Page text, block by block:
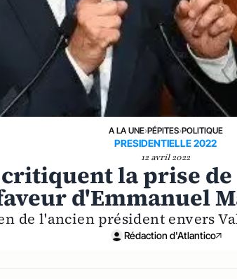
A LA UNE›PÉPITES›POLITIQUE
PRESIDENTIELLE 2022
12 avril 2022
critiquent la prise
d'Emmanuel
de l'ancien président envers
Rédaction d'Atlantico